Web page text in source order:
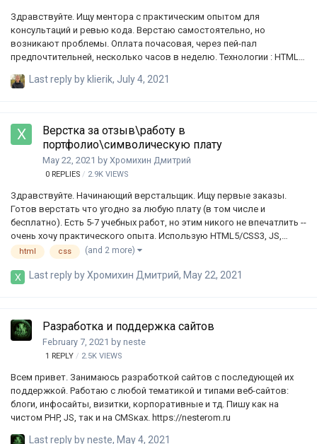
Здравствуйте. Ищу ментора с практическим опытом для
консультаций и ревью кода. Верстаю самостоятельно, но
возникают проблемы. Оплата почасовая, через пей-пал
предпочтительней, несколько часов в неделю. Технологии : HTML,
Last reply by klierik, July 4, 2021
Верстка за отзыв\работу в
портфолио\символическую плату
May 22, 2021 by Хромихин Дмитрий
0 REPLIES 2.9K VIEWS
Здравствуйте. Начинающий верстальщик. Ищу первые заказы.
Готов верстать что угодно за любую плату (в том числе и
бесплатно). Есть 5-7 учебных работ, но этим никого не впечатлить --
очень хочу практического опыта. Использую HTML5/CSS3, JS,
JQuery, BEM. Так же разные инструменты, вроде Git, GitHub,
проекта\работы -- обязательно разберусь. Если вы разработчик и
Last reply byХромихин Дмитрий, May 22, 2021
html css (and 2 more)
Разработка и поддержка сайтов
February 7, 2021 by neste
1 REPLY 2.5K VIEWS
Всем привет. Занимаюсь разработкой сайтов с последующей их
поддержкой. Работаю с любой тематикой и типами веб-сайтов:
блоги, инфосайты, визитки, корпоративные и тд. Пишу как на
чистом PHP, JS, так и на CMSках. https://nesterom.ru
Last reply byneste, May 4, 2021